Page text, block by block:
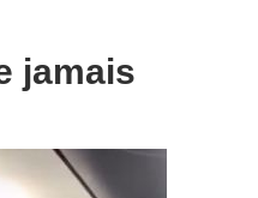
jamais